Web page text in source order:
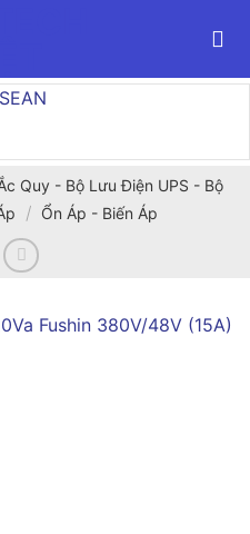
Quy - Bộ Lưu Điện UPS - Bộ
/ Ổn Áp - Biến Áp